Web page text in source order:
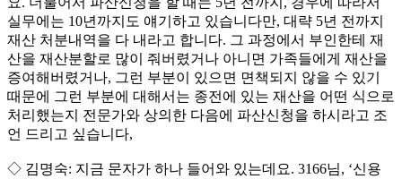
실무에는 10년까지도 얘기하고 있습니다만, 대략 5년 전까지
재산 처분내역을 다 내라고 합니다. 그 과정에서 부인한테 재
산을 재산분할로 많이 줘버렸거나 아니면 가족들에게 재산을
증여해버렸거나, 그런 부분이 있으면 면책되지 않을 수 있기
때문에 그런 부분에 대해서는 종전에 있는 재산을 어떤 식으로
처리했는지 전문가와 상의한 다음에 파산신청을 하시라고 조
언 드리고 싶습니다,
◇ 김명숙: 지금 문자가 하나 들어와 있는데요. 3166님, ‘신용